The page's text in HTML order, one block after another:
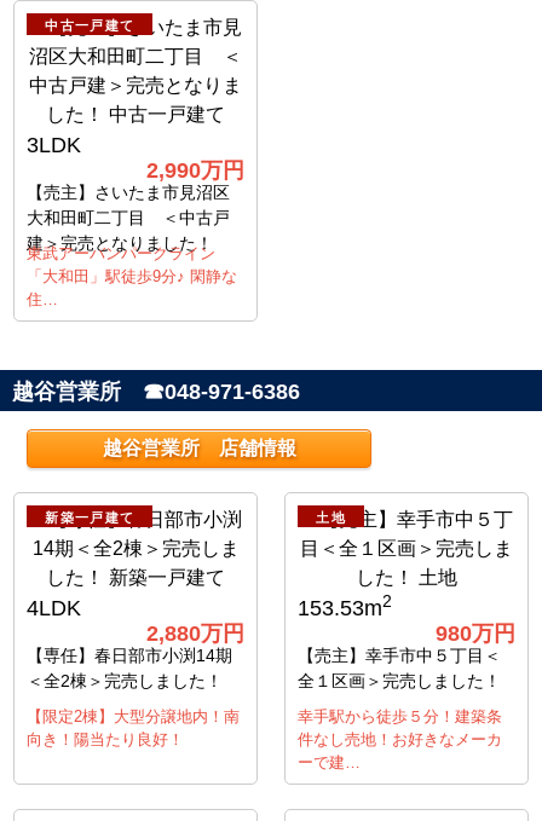
中古一戸建て
3LDK
2,990万円
【売主】さいたま市見沼区
大和田町二丁目 ＜中古戸
建＞完売となりました！
東武アーバンパークライン
「大和田」駅徒歩9分♪ 閑静な
住…
越谷営業所 ☎048-971-6386
越谷営業所 店舗情報
新築一戸建て
4LDK
2,880万円
【専任】春日部市小渕14期
＜全2棟＞完売しました！
【限定2棟】大型分譲地内！南
向き！陽当たり良好！
土地
153.53m2
980万円
【売主】幸手市中５丁目＜
全１区画＞完売しました！
幸手駅から徒歩５分！建築条
件なし売地！お好きなメーカ
ーで建…